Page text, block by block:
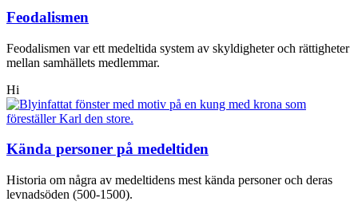
Feodalismen
Feodalismen var ett medeltida system av skyldigheter och rättigheter
mellan samhällets medlemmar.
Hi
Kända personer på medeltiden
Historia om några av medeltidens mest kända personer och deras
levnadsöden (500-1500).